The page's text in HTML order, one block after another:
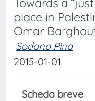
Towards a
piace in
Omar
Sodano Pina
2015-01-01
Scheda breve